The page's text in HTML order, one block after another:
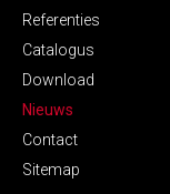
Referenties
Catalogus
Download
Nieuws
Contact
Sitemap